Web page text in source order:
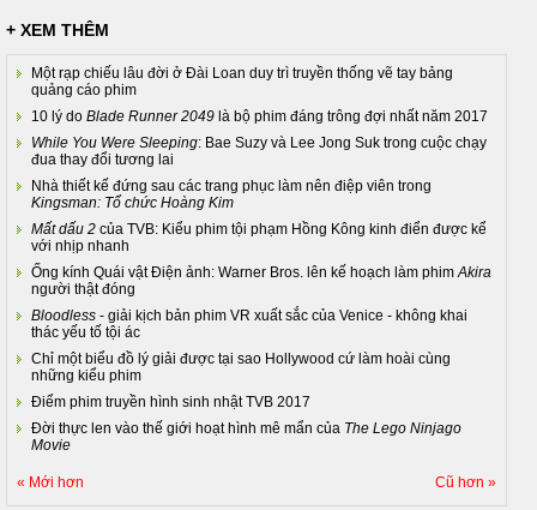
+ XEM THÊM
Một rạp chiếu lâu đời ở Đài Loan duy trì truyền thống vẽ tay bảng
quảng cáo phim
10 lý do Blade Runner 2049 là bộ phim đáng trông đợi nhất năm 2017
While You Were Sleeping: Bae Suzy và Lee Jong Suk trong cuộc chạy
đua thay đổi tương lai
Nhà thiết kế đứng sau các trang phục làm nên điệp viên trong
Kingsman: Tổ chức Hoàng Kim
Mất dấu 2 của TVB: Kiểu phim tội phạm Hồng Kông kinh điển được kể
với nhịp nhanh
Ống kính Quái vật Điện ảnh: Warner Bros. lên kế hoạch làm phim Akira
người thật đóng
Bloodless - giải kịch bản phim VR xuất sắc của Venice - không khai
thác yếu tố tội ác
Chỉ một biểu đồ lý giải được tại sao Hollywood cứ làm hoài cùng
những kiểu phim
Điểm phim truyền hình sinh nhật TVB 2017
Đời thực len vào thế giới hoạt hình mê mẩn của The Lego Ninjago
Movie
« Mới hơn Cũ hơn »